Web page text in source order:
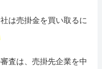
は売掛金を買い取るに
査は、売掛先企業を中